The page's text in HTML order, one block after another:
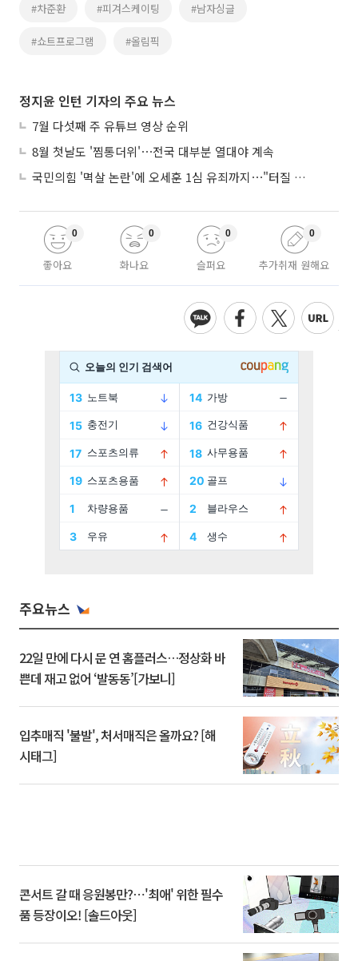
#차준환 #피겨스케이팅 #남자싱글
#쇼트프로그램 #올림픽
정지윤 인턴 기자의 주요 뉴스
7월 다섯째 주 유튜브 영상 순위
8월 첫날도 '찜통더위'⋯전국 대부분 열대야 계속
국민의힘 '멱살 논란'에 오세훈 1심 유죄까지⋯"터질 게 터졌다"
좋아요
0
화나요
0
슬퍼요
0
추가취재 원해요
0
주요뉴스
22일 만에 다시 문 연 홈플러스…정상화 바
쁜데 재고 없어 ‘발동동’[가보니]
입추매직 '불발', 처서매직은 올까요? [해
시태그]
콘서트 갈 때 응원봉만?⋯'최애' 위한 필수
품 등장이오! [솔드아웃]